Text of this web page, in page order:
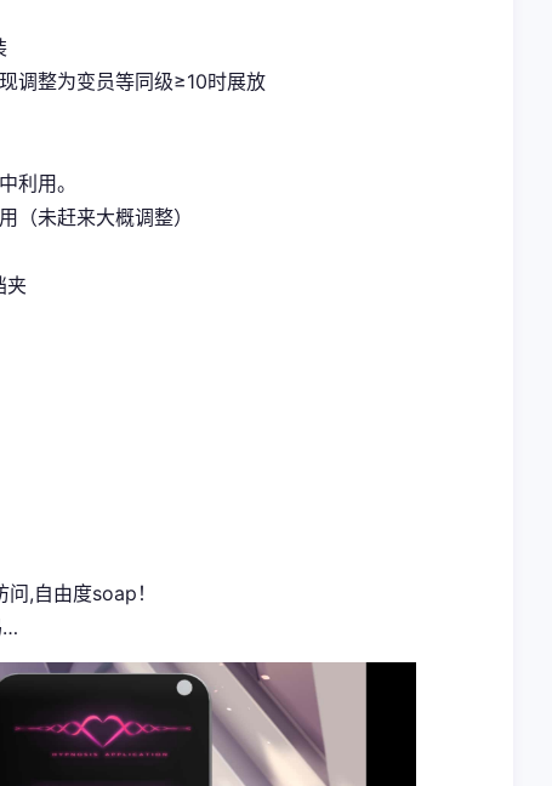
调整为变员等同级≥10时展放
利用。
（未赶来大概调整）
夹
,自由度soap！
…